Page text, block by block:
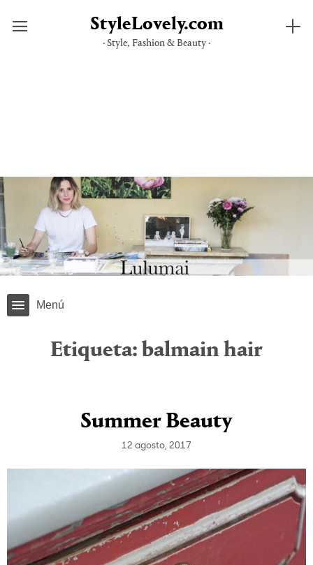
StyleLovely.com
· Style, Fashion & Beauty ·
Menú
Etiqueta: balmain hair
Summer Beauty
12 agosto, 2017